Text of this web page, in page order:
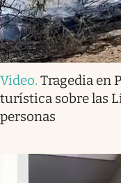
Video. Tragedia en
turística sobre las
personas